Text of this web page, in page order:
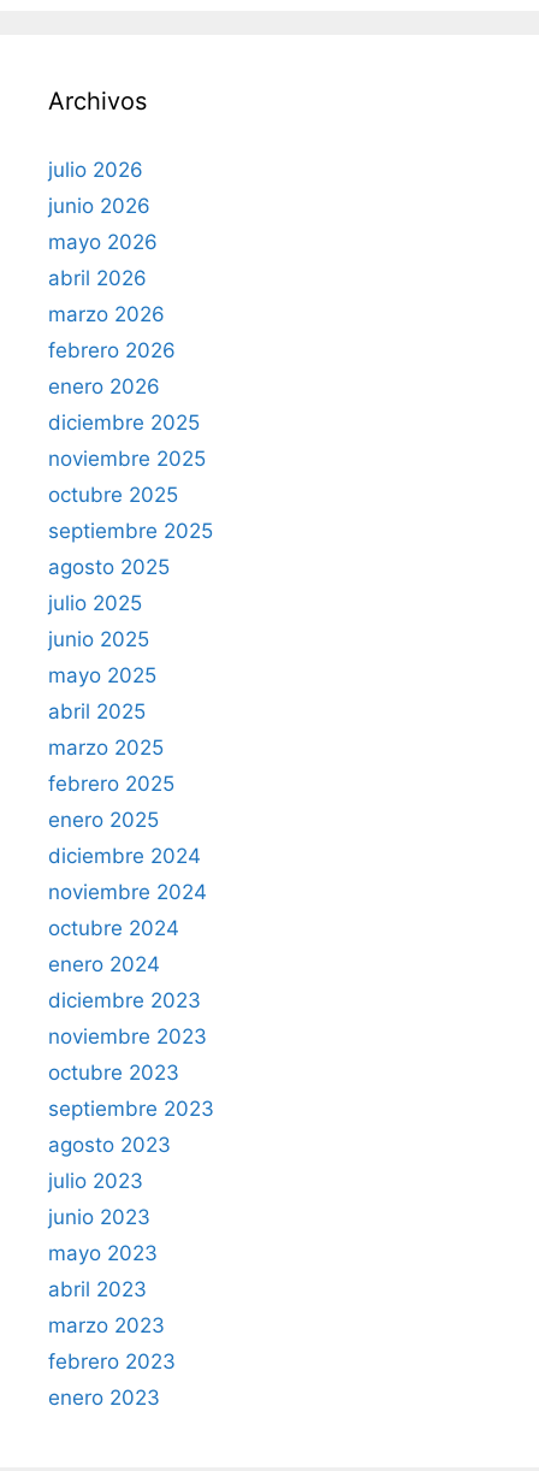
:Archivos
julio 2026
junio 2026
mayo 2026
abril 2026
marzo 2026
febrero 2026
enero 2026
diciembre 2025
noviembre 2025
octubre 2025
septiembre 2025
agosto 2025
julio 2025
junio 2025
mayo 2025
abril 2025
marzo 2025
febrero 2025
enero 2025
diciembre 2024
noviembre 2024
octubre 2024
enero 2024
diciembre 2023
noviembre 2023
octubre 2023
septiembre 2023
agosto 2023
julio 2023
junio 2023
mayo 2023
abril 2023
marzo 2023
febrero 2023
enero 2023